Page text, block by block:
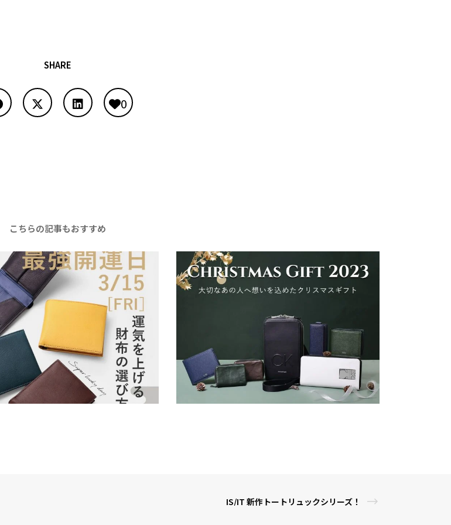
SHARE
0
こちらの記事もおすすめ
IS/IT 新作トートリュックシリーズ！